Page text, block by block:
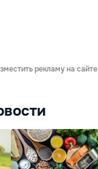
рекламу на сайте